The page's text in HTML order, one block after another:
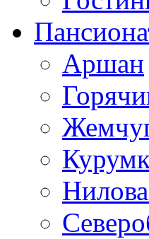
Аршан